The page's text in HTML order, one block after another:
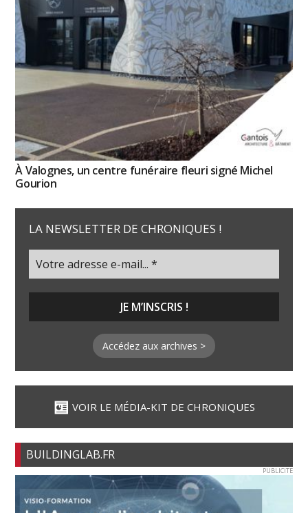
À Valognes, un centre funéraire fleuri signé Michel
Gourion
LA NEWSLETTER DE CHRONIQUES !
Accédez aux archives >
VOIR LE MÉDIA-KIT DE CHRONIQUES
BUILDINGLAB.FR
PUBLICITE